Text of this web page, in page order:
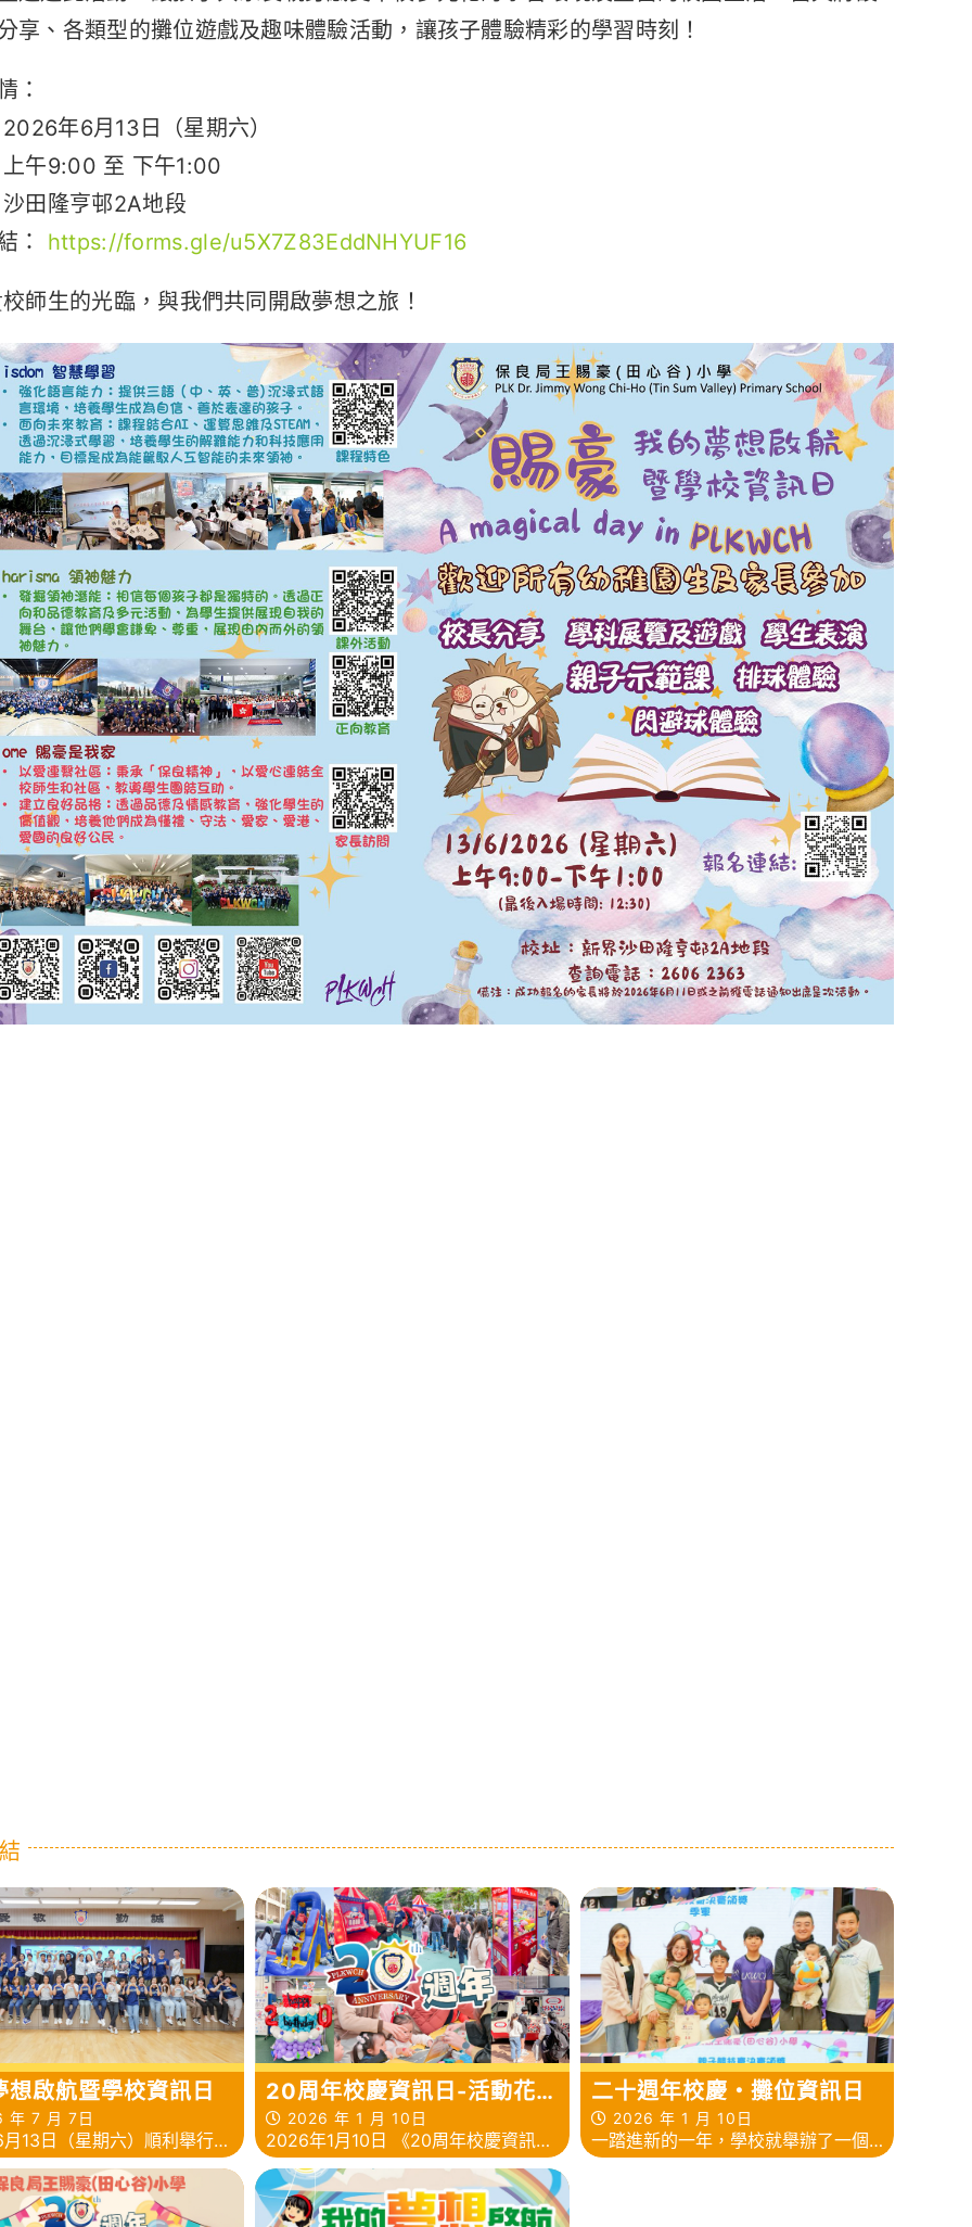
享、各類型的攤位遊戲及趣味體驗活動，讓孩子體驗精彩的學習時刻！
：
年6月13日（星期六）
午9:00 至 下午1:00
田隆亨邨2A地段
： https://forms.gle/u5X7Z83EddNHYUF16
師生的光臨，與我們共同開啟夢想之旅！
想啟航暨學校資訊日
7 月 7日
13日（星期六）順利舉行了
想啟航暨學校資訊日」！我
過這個特別的日子，讓孩子
好玩的氣氛下認識校園
20周年校慶資訊日-活動花
絮2026 年 1 月 10日
2026年1月10日 《20周年校慶資訊
日》
二十週年校慶・攤位資訊日
2026 年 1 月 10日
一踏進新的一年，學校就舉辦了一個